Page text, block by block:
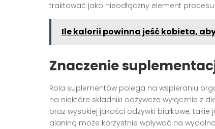
traktować jako nieodłączny element
Ile kalorii powinna jeść kobieta,
Znaczenie
Rola suplementów polega na wspieraniu
na niektóre składniki odżywcze wyłącznie z
oraz wysokiej jakości odżywki białkowe,
alaniną może korzystnie wpływać na